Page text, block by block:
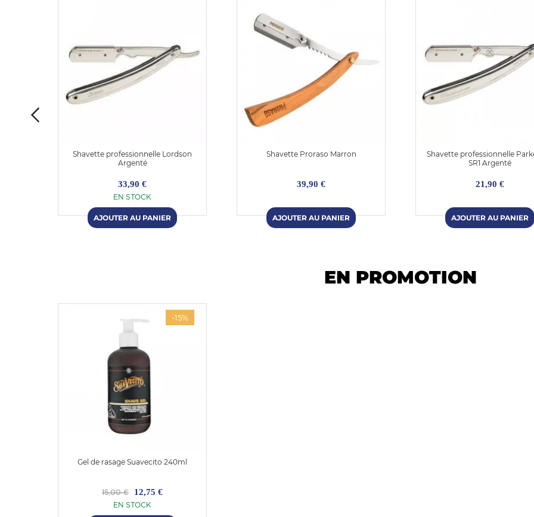
Shavette professionnelle Lordson
Argenté
33,90 €
EN STOCK
Shavette Proraso Marron
39,90 €
Shavette professionnelle
SR1 Argenté
21,90 €
EN PROMOTION
-15%
Gel de rasage Suavecito 240ml
15,00 € 12,75 €
EN STOCK